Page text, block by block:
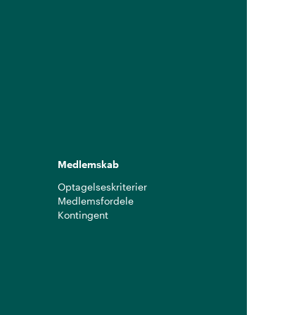
Medlemskab
Optagelseskriterier
Medlemsfordele
Kontingent